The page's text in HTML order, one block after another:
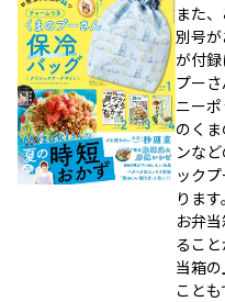
また
別号
が付録
プー
ニー
のく
ンな
ック
ります。
お弁
るこ
当箱
こと